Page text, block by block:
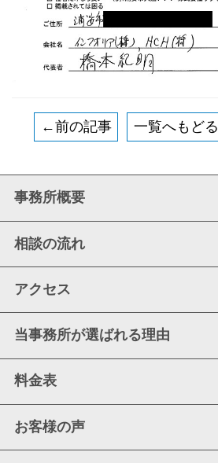
←前の記事 一覧へもどる
事務所概要
相談の流れ
アクセス
当事務所が選ばれる理由
料金表
お客様の声